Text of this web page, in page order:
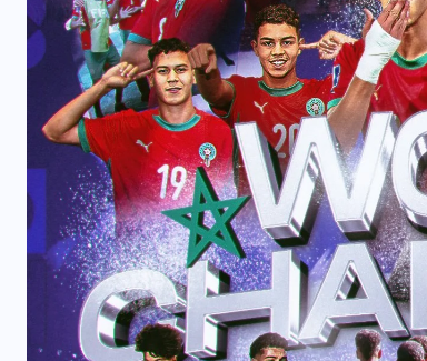
INTERNATIONAL